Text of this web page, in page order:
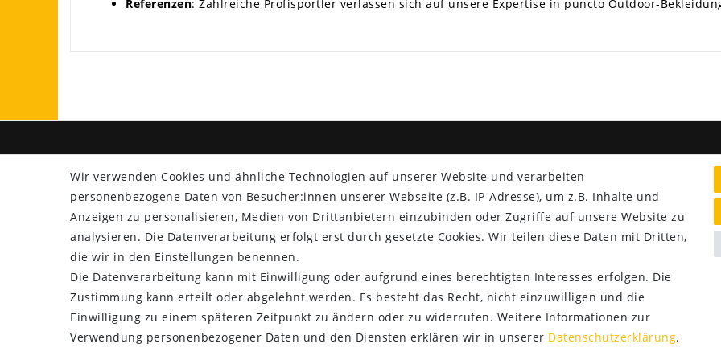
Referenzen: Zahlreiche Profisportler verlassen sich auf unsere Expertise in puncto Outdoor-
Versand
Rücksendung
Widerrufs­recht
Impressum
Daten­schutz­erklärung
AGB
Kontakt
Lieferung nur 2,95 €
Rücksendung kostenfrei
14 Tage Rückgaberecht
Wir verwenden Cookies und ähnliche Technologien auf unserer Website und verarbeiten
personenbezogene Daten von Besucher:innen unserer Webseite (z.B. IP-Adresse), um z.B. Inhalte und
Anzeigen zu personalisieren, Medien von Drittanbietern einzubinden oder Zugriffe auf unsere Website zu
analysieren. Die Datenverarbeitung erfolgt erst durch gesetzte Cookies. Wir teilen diese Daten mit Dritten,
die wir in den Einstellungen benennen.
Die Datenverarbeitung kann mit Einwilligung oder aufgrund eines berechtigten Interesses erfolgen. Die
Zustimmung kann erteilt oder abgelehnt werden. Es besteht das Recht, nicht einzuwilligen und die
Einwilligung zu einem späteren Zeitpunkt zu ändern oder zu widerrufen. Weitere Informationen zur
Verwendung personenbezogener Daten und den Diensten erklären wir in unserer Daten­schutz­erklärung.